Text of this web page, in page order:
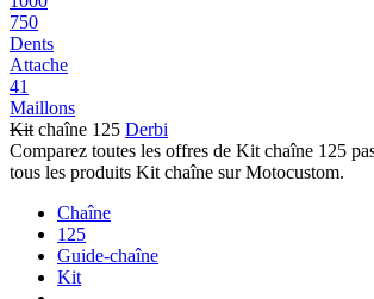
750
Dents
Attache
41
Maillons
Kit chaîne 125 Derbi
Comparez toutes les offres de Kit chaîne 125
tous les produits Kit chaîne sur Motocustom.
Chaîne
125
Guide-chaîne
Kit